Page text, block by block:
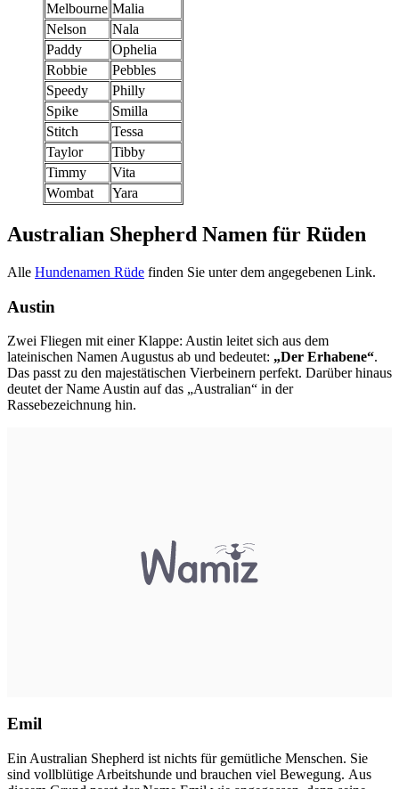
Melbourne Malia
Nelson
Nala
Paddy
Ophelia
Robbie
Pebbles
Speedy
Philly
Spike
Smilla
Stitch
Tessa
Taylor
Tibby
Timmy
Vita
Wombat
Yara
Australian Shepherd Namen für Rüden
Alle Hundenamen Rüde finden Sie unter dem angegebenen Link.
Austin
Zwei Fliegen mit einer Klappe: Austin leitet sich aus dem
lateinischen Namen Augustus ab und bedeutet: „Der Erhabene“.
Das passt zu den majestätischen Vierbeinern perfekt. Darüber hinaus
deutet der Name Austin auf das „Australian“ in der
Rassebezeichnung hin.
Emil
Ein Australian Shepherd ist nichts für gemütliche Menschen. Sie
sind vollblütige Arbeitshunde und brauchen viel Bewegung. Aus